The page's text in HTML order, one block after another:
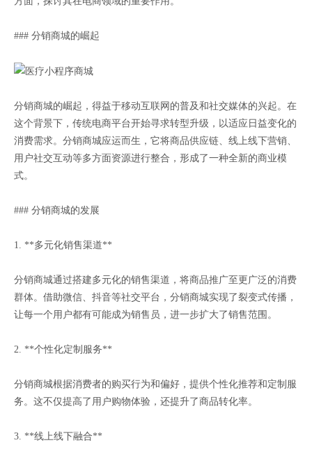
### 分销商城的崛起
分销商城的崛起，得益于移动互联网的普及和社交媒体的兴起。在
这个背景下，传统电商平台开始寻求转型升级，以适应日益变化的
消费需求。分销商城应运而生，它将商品供应链、线上线下营销、
用户社交互动等多方面资源进行整合，形成了一种全新的商业模
式。
### 分销商城的发展
1. **多元化销售渠道**
分销商城通过搭建多元化的销售渠道，将商品推广至更广泛的消费
群体。借助微信、抖音等社交平台，分销商城实现了裂变式传播，
让每一个用户都有可能成为销售员，进一步扩大了销售范围。
2. **个性化定制服务**
分销商城根据消费者的购买行为和偏好，提供个性化推荐和定制服
务。这不仅提高了用户购物体验，还提升了商品转化率。
3. **线上线下融合**